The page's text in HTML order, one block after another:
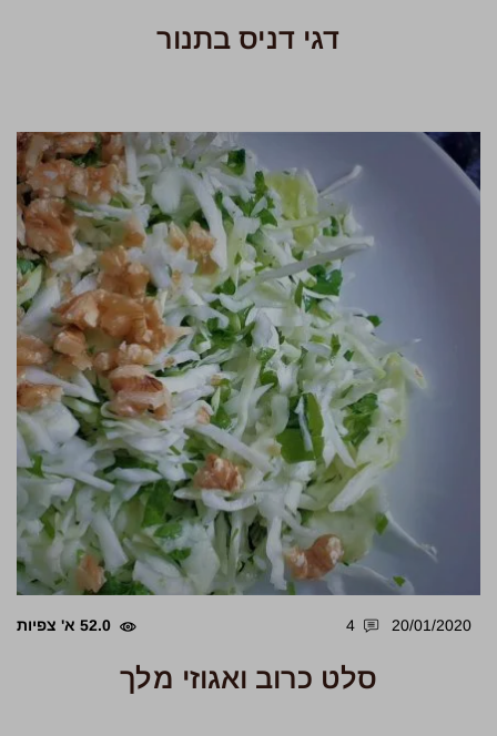
דגי דניס בתנור
20/01/2020
4 52.0 א' צפיות
סלט כרוב ואגוזי מלך